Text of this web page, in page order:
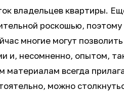
владельцев квартиры.
роскошью,
многие могут
несомненно, опытом,
всегда
можно